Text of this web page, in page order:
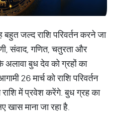
जल्द राशि परिवर्तन करने जा
संवाद, गणित, चतुरता और
अलावा बुध देव को ग्रहों का
26 मार्च को राशि परिवर्तन
में प्रवेश करेंगे. बुध ग्रह का
खास माना जा रहा है.